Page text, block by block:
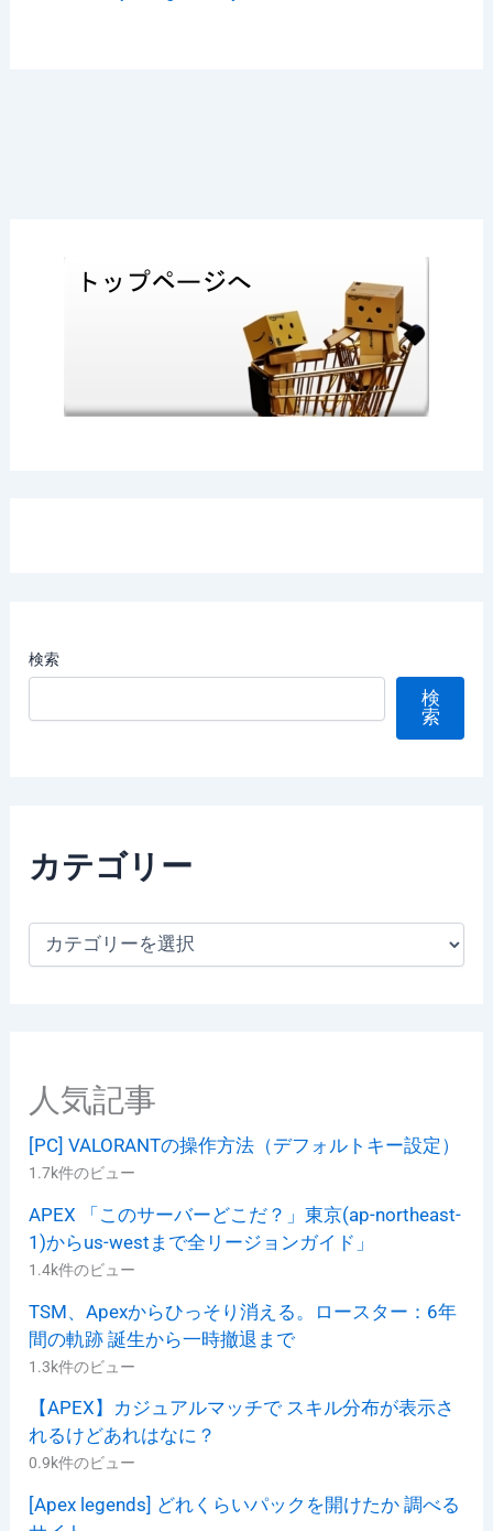
検索
検
索
カテゴリー
人気記事
[PC] VALORANTの操作方法（デフォルトキー設定）
1.7k件のビュー
APEX 「このサーバーどこだ？」東京(ap-northeast-
1)からus-westまで全リージョンガイド」
1.4k件のビュー
TSM、Apexからひっそり消える。ロースター：6年
間の軌跡 誕生から一時撤退まで
1.3k件のビュー
【APEX】カジュアルマッチで スキル分布が表示さ
れるけどあれはなに？
0.9k件のビュー
[Apex legends] どれくらいパックを開けたか 調べる